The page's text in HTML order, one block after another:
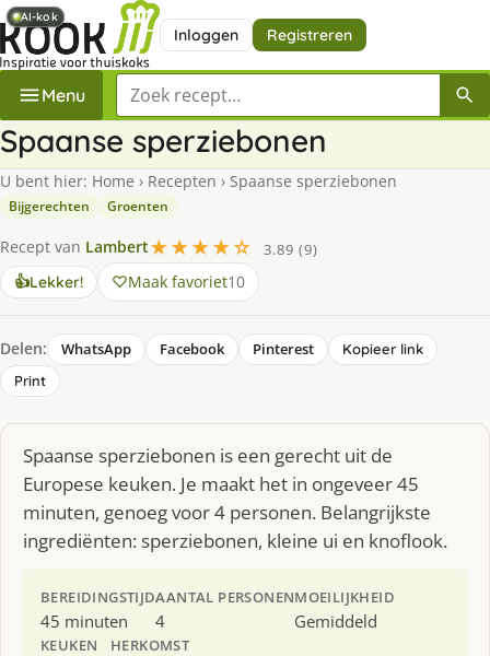
Inloggen Registreren
Menu Zoek een recept
Spaanse sperziebonen
U bent hier: Home › Recepten › Spaanse sperziebonen
Bijgerechten Groenten
Recept van Lambert★★★★☆
3.89 (9)
👍Lekker! Maak favoriet10
Delen: WhatsApp Facebook Pinterest
Kopieer link
Print
Spaanse sperziebonen is een gerecht uit de
Europese keuken. Je maakt het in ongeveer 45
minuten, genoeg voor 4 personen. Belangrijkste
ingrediënten: sperziebonen, kleine ui en knoflook.
BEREIDINGSTIJD
45 minuten
AANTAL PERSONEN
4
MOEILIJKHEID
Gemiddeld
KEUKEN HERKOMST
AI-kok
AI-kok